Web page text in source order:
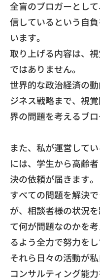
全盲のブロガーとして
信しているという自
います。
取り上げる内容は、
ではありません。
世界的な政治経済の動
ジネス戦略まで、 視
界の問題を考えるブロ
また、私が運営して
には、 学生から高齢
決の依頼が届きます。
すべての問題を解決
が、 相談者様の状況を
て何が問題なのかを考
るよう全力で努力をし
それら日々の活動が
コンサルティング能